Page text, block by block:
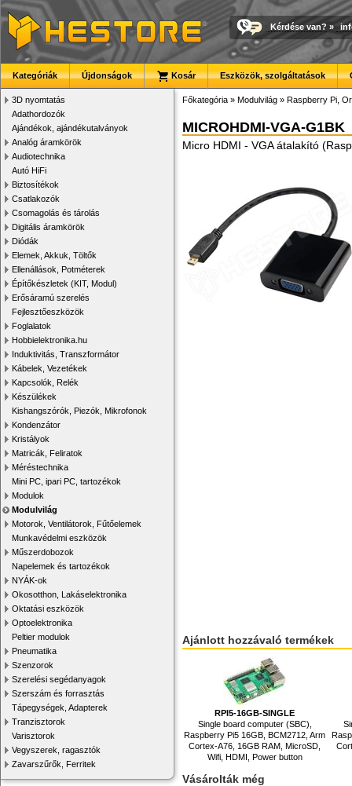
Kérdése van? »
Kategóriák Újdonságok Kosár Eszközök, szolgáltatások
3D nyomtatás
Adathordozók
Ajándékok, ajándékutalványok
Analóg áramkörök
Audiotechnika
Autó HiFi
Biztosítékok
Csatlakozók
Csomagolás és tárolás
Digitális áramkörök
Diódák
Elemek, Akkuk, Töltők
Ellenállások, Potméterek
Építőkészletek (KIT, Modul)
Erősáramú szerelés
Fejlesztőeszközök
Foglalatok
Hobbielektronika.hu
Induktivitás, Transzformátor
Kábelek, Vezetékek
Kapcsolók, Relék
Készülékek
Kishangszórók, Piezók, Mikrofonok
Kondenzátor
Kristályok
Matricák, Feliratok
Méréstechnika
Mini PC, ipari PC, tartozékok
Modulok
Modulvilág
Motorok, Ventilátorok, Fűtőelemek
Munkavédelmi eszközök
Műszerdobozok
Napelemek és tartozékok
NYÁK-ok
Okosotthon, Lakáselektronika
Oktatási eszközök
Optoelektronika
Peltier modulok
Pneumatika
Szenzorok
Szerelési segédanyagok
Szerszám és forrasztás
Tápegységek, Adapterek
Tranzisztorok
Varisztorok
Vegyszerek, ragasztók
Zavarszűrők, Ferritek
Főkategória » Modulvilág » Raspberry Pi,
MICROHDMI-VGA-G1BK
Micro HDMI - VGA átalakító
Ajánlott hozzávaló termékek
RPI5-16GB-SINGLE
Single board computer (SBC),
Raspberry Pi5 16GB, BCM2712, Arm
Cortex-A76, 16GB RAM, MicroSD,
Wifi, HDMI, Power button
Vásárolták még